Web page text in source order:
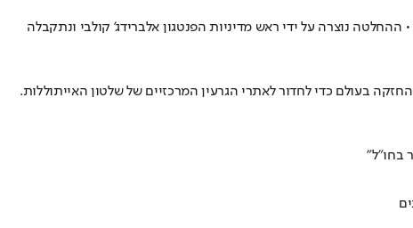
נוצרה על ידי ראש מדיניות הפנטגון אלברידג' קולבי ונתקבלה
בעולם כדי לחדור לאתרי הגרעין המרכזיים של שלטון האייתוללות.